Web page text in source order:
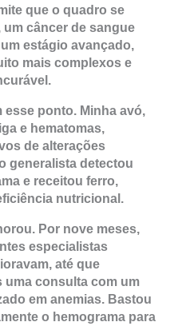
que o quadro se
um câncer de sangue
estágio avançado,
mais complexos e
esse ponto. Minha avó,
e hematomas,
de alterações
generalista detectou
e receitou ferro,
nutricional.
Por nove meses,
especialistas
até que
consulta com um
em anemias. Bastou
o hemograma para